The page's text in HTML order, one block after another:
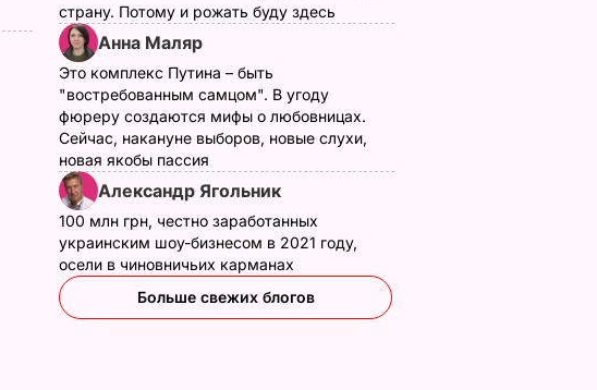
страну. Потому и рожать буду здесь
Анна Маляр
Это комплекс Путина – быть
"востребованным самцом". В угоду
фюреру создаются мифы о любовницах.
Сейчас, накануне выборов, новые слухи,
новая якобы пассия
Александр Ягольник
100 млн грн, честно заработанных
украинским шоу-бизнесом в 2021 году,
осели в чиновничьих карманах
Больше свежих блогов